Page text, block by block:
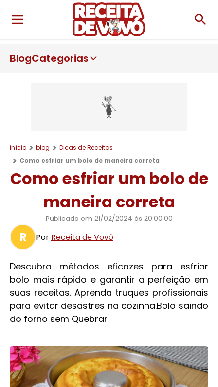
BlogCategorias
início blog
Dicas de Receitas
Como esfriar um bolo de maneira correta
Como esfriar um bolo de
maneira correta
Publicado em 21/02/2024 às 20:00:00
R Por Receita de Vovó
Descubra métodos eficazes para esfriar
bolo mais rápido e garantir a perfeição em
suas receitas. Aprenda truques profissionais
para evitar desastres na cozinha.Bolo saindo
do forno sem Quebrar